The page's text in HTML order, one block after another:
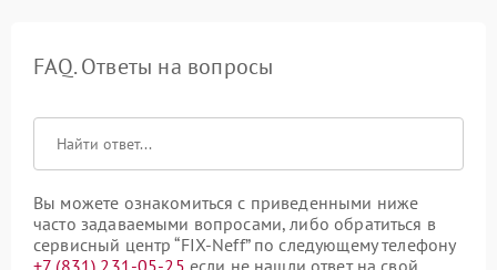
FAQ. Ответы на вопросы
Вы можете ознакомиться с приведенными ниже
часто задаваемыми вопросами, либо обратиться в
сервисный центр “FIX-Neff” по следующему телефону
+7 (831) 231-05-25 если не нашли ответ на свой